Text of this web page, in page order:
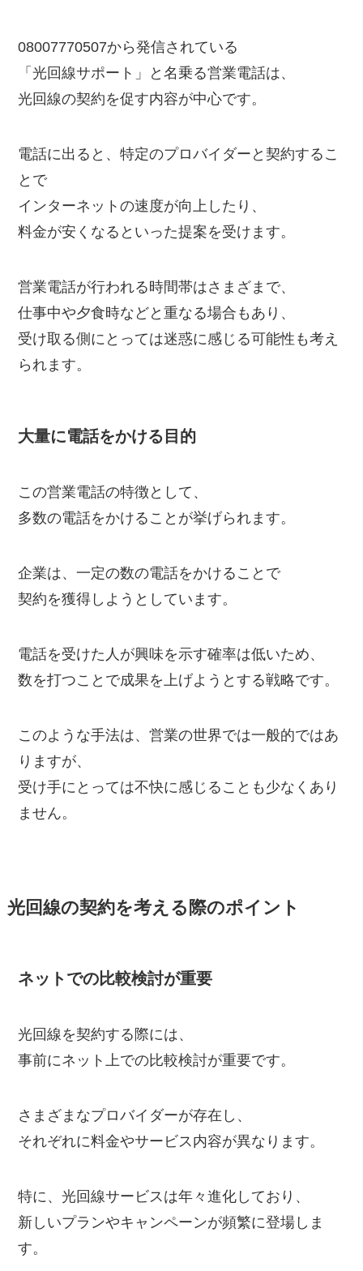
08007770507から発信されている
「光回線サポート」と名乗る営業電話は、
光回線の契約を促す内容が中心です。
電話に出ると、特定のプロバイダーと契約するこ
とで
インターネットの速度が向上したり、
料金が安くなるといった提案を受けます。
営業電話が行われる時間帯はさまざまで、
仕事中や夕食時などと重なる場合もあり、
受け取る側にとっては迷惑に感じる可能性も考え
られます。
大量に電話をかける目的
この営業電話の特徴として、
多数の電話をかけることが挙げられます。
企業は、一定の数の電話をかけることで
契約を獲得しようとしています。
電話を受けた人が興味を示す確率は低いため、
数を打つことで成果を上げようとする戦略です。
このような手法は、営業の世界では一般的ではあ
りますが、
受け手にとっては不快に感じることも少なくあり
ません。
光回線の契約を考える際のポイント
ネットでの比較検討が重要
光回線を契約する際には、
事前にネット上での比較検討が重要です。
さまざまなプロバイダーが存在し、
それぞれに料金やサービス内容が異なります。
特に、光回線サービスは年々進化しており、
新しいプランやキャンペーンが頻繁に登場しま
す。